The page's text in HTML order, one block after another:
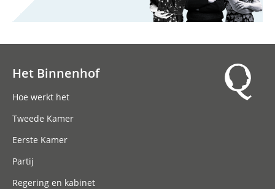
Het Binnenhof
Hoe werkt het
Tweede Kamer
Eerste Kamer
Partij
Regering en kabinet